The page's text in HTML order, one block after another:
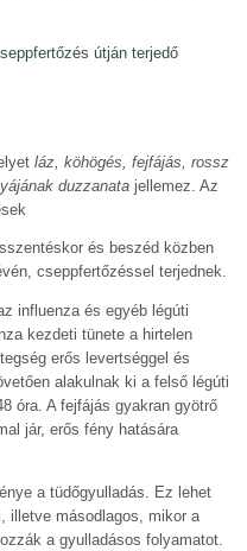
útján terjedő
láz, köhögés, fejfájás, rossz
duzzanata jellemez. Az
és beszéd közben
cseppfertőzéssel terjednek.
influenza és egyéb légúti
kezdeti tünete a hirtelen
erős levertséggel és
alakulnak ki a felső légúti
óra. A fejfájás gyakran gyötrő
jár, erős fény hatására
a tüdőgyulladás. Ez lehet
illetve másodlagos, mikor a
a gyulladásos folyamatot.